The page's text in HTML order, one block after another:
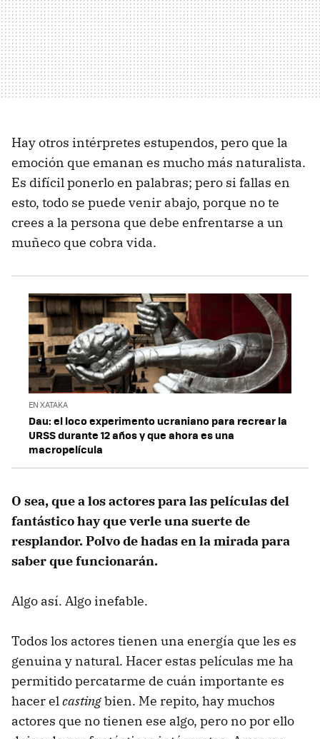
Hay otros intérpretes estupendos, pero que la
emoción que emanan es mucho más naturalista.
Es difícil ponerlo en palabras; pero si fallas en
esto, todo se puede venir abajo, porque no te
crees a la persona que debe enfrentarse a un
muñeco que cobra vida.
EN XATAKA
Dau: el loco experimento ucraniano para recrear la
URSS durante 12 años y que ahora es una
macropelícula
O sea, que a los actores para las películas del
fantástico hay que verle una suerte de
resplandor. Polvo de hadas en la mirada para
saber que funcionarán.
Algo así. Algo inefable.
Todos los actores tienen una energía que les es
genuina y natural. Hacer estas películas me ha
permitido percatarme de cuán importante es
hacer elcastingbien. Me repito, hay muchos
actores que no tienen ese algo, pero no por ello